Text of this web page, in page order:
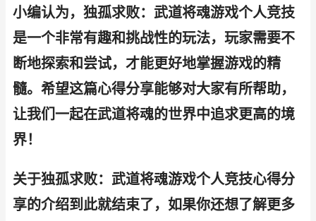
小编认为，独孤求败：武道将魂游戏个人竞技
是一个非常有趣和挑战性的玩法，玩家需要不
断地探索和尝试，才能更好地掌握游戏的精
髓。希望这篇心得分享能够对大家有所帮助，
让我们一起在武道将魂的世界中追求更高的境
界！
关于独孤求败：武道将魂游戏个人竞技心得分
享的介绍到此就结束了，如果你还想了解更多